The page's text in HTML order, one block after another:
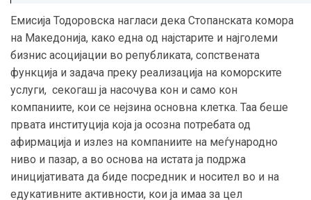
Емисија Тодоровска нагласи дека Стопанската комора
на Македонија, како една од најстарите и најголеми
бизнис асоцијации во републиката, сопствената
функција и задача преку реализација на коморските
услуги, секогаш ја насочува кон и само кон
компаниите, кои се нејзина основна клетка. Таа беше
првата институција која ја осозна потребата од
афирмација и излез на компаниите на меѓународно
ниво и пазар, а во основа на истата ја подржа
иницијативата да биде посредник и носител во и на
едукативните активности, кои ја имаа за цел